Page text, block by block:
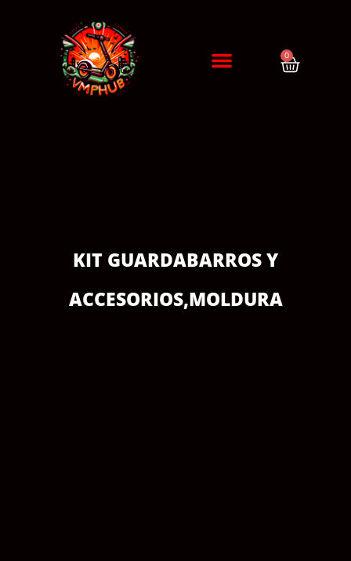
0
KIT GUARDABARROS Y
ACCESORIOS,MOLDURA